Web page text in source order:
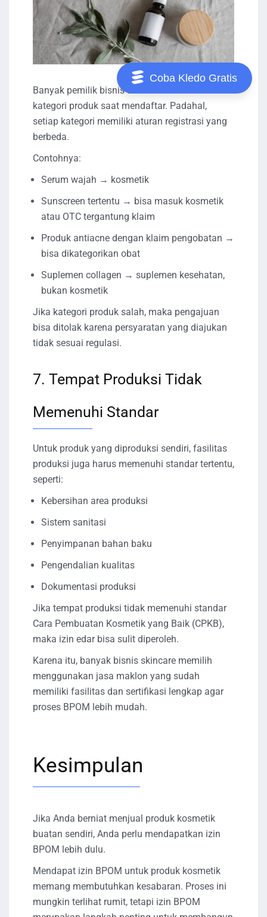
Banyak pemilik bisnis salah menentukan
kategori produk saat mendaftar. Padahal,
setiap kategori memiliki aturan registrasi yang
berbeda.
Contohnya:
Serum wajah → kosmetik
Sunscreen tertentu → bisa masuk kosmetik
atau OTC tergantung klaim
Produk antiacne dengan klaim pengobatan →
bisa dikategorikan obat
Suplemen collagen → suplemen kesehatan,
bukan kosmetik
Jika kategori produk salah, maka pengajuan
bisa ditolak karena persyaratan yang diajukan
tidak sesuai regulasi.
7. Tempat Produksi Tidak
Memenuhi Standar
Untuk produk yang diproduksi sendiri, fasilitas
produksi juga harus memenuhi standar tertentu,
seperti:
Kebersihan area produksi
Sistem sanitasi
Penyimpanan bahan baku
Pengendalian kualitas
Dokumentasi produksi
Jika tempat produksi tidak memenuhi standar
Cara Pembuatan Kosmetik yang Baik (CPKB),
maka izin edar bisa sulit diperoleh.
Karena itu, banyak bisnis skincare memilih
menggunakan jasa maklon yang sudah
memiliki fasilitas dan sertifikasi lengkap agar
proses BPOM lebih mudah.
Kesimpulan
Jika Anda berniat menjual produk kosmetik
buatan sendiri, Anda perlu mendapatkan izin
BPOM lebih dulu.
Mendapat izin BPOM untuk produk kosmetik
memang membutuhkan kesabaran. Proses ini
mungkin terlihat rumit, tetapi izin BPOM
Coba Kledo Gratis